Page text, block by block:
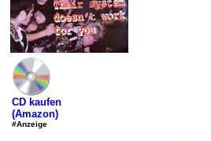
CD kaufen
(Amazon)
#Anzeige